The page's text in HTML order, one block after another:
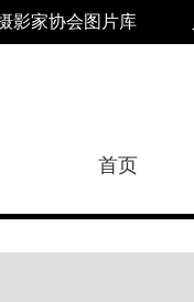
影家协会图片库
首页